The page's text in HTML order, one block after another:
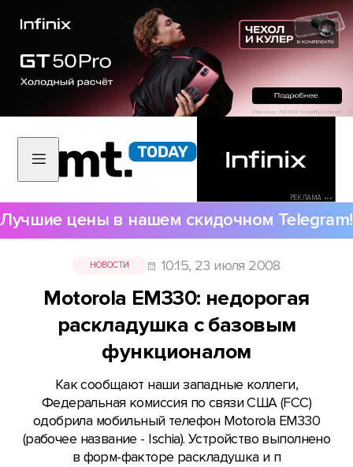
РЕКЛАМА •••
Лучшие цены в нашем скидочном Telegram!
НОВОСТИ 10:15, 23 июля 2008
Motorola EM330: недорогая
раскладушка с базовым
функционалом
Как сообщают наши западные коллеги,
Федеральная комиссия по связи США (FCC)
одобрила мобильный телефон Motorola EM330
(рабочее название - Ischia). Устройство выполнено
в форм-факторе раскладушка и п